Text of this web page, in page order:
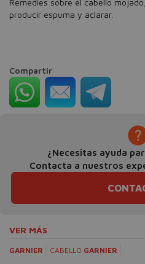
Remedies sobre el cabello
producir espuma y aclarar.
Compartir
¿Necesitas ayuda
Contacta a nuestros
VER MÁS
GARNIER CABELLO GARNIER